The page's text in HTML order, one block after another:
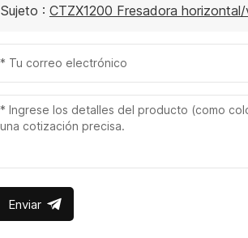
Sujeto : CTZX1200 Fresadora
Enviar